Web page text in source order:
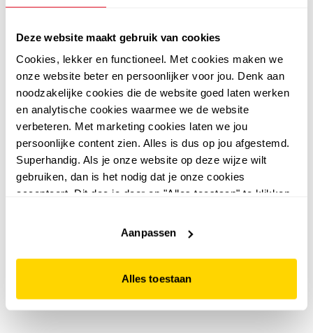
Deze website maakt gebruik van cookies
Cookies, lekker en functioneel. Met cookies maken we
onze website beter en persoonlijker voor jou. Denk aan
noodzakelijke cookies die de website goed laten werken
en analytische cookies waarmee we de website
verbeteren. Met marketing cookies laten we jou
persoonlijke content zien. Alles is dus op jou afgestemd.
Superhandig. Als je onze website op deze wijze wilt
gebruiken, dan is het nodig dat je onze cookies
accepteert. Dit doe je door op "Alles toestaan" te klikken.
website niet optimaal functioneert.
Aanpassen
Alles toestaan